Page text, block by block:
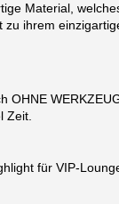
Material,
ihrem
OHNE
Zeit.
für VIP-